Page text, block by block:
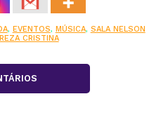
, EVENTOS, MÚSICA, SALA NELSON
CRISTINA